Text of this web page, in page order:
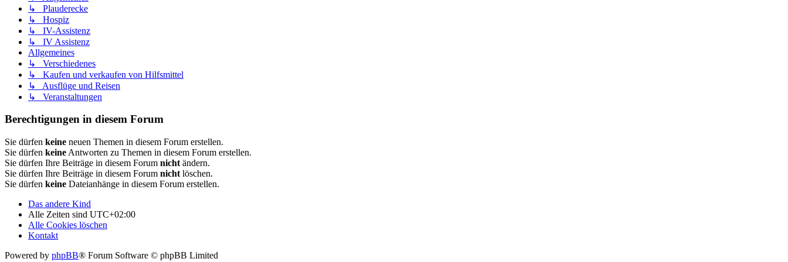
↳ Plauderecke
↳ Hospiz
↳ IV-Assistenz
↳ IV Assistenz
Allgemeines
↳ Verschiedenes
↳ Kaufen und verkaufen von Hilfsmittel
↳ Ausflüge und Reisen
↳ Veranstaltungen
Berechtigungen in diesem Forum
Sie dürfen keine neuen Themen in diesem Forum erstellen.
Sie dürfen keine Antworten zu Themen in diesem Forum erstellen.
Sie dürfen Ihre Beiträge in diesem Forum nicht ändern.
Sie dürfen Ihre Beiträge in diesem Forum nicht löschen.
Sie dürfen keine Dateianhänge in diesem Forum erstellen.
Das andere Kind
Alle Zeiten sind UTC+02:00
Alle Cookies löschen
Kontakt
Powered by phpBB® Forum Software © phpBB Limited